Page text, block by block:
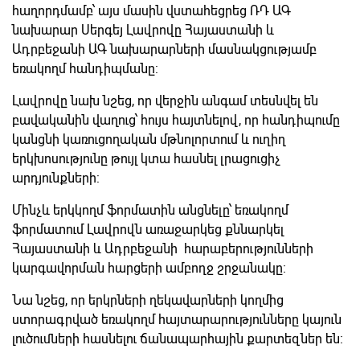
հաղորդմամբ՝ այս մասին վստահեցրեց ՌԴ ԱԳ
նախարար Սերգեյ Լավրովը Հայաստանի և
Ադրբեջանի ԱԳ նախարարների մասնակցությամբ
եռակողմ հանդիպմանը:
Լավրովը նախ նշեց, որ վերջին անգամ տեսնվել են
բավականին վաղուց՝ հույս հայտնելով, որ հանդիպումը
կանցնի կառուցողական մթնոլորտում և ուղիղ
երկխոսությունը թույլ կտա հասնել լրացուցիչ
արդյունքների:
Մինչև երկկողմ ֆորմատին անցնելը՝ եռակողմ
ֆորմատում Լավրովն առաջարկեց քննարկել
Հայաստանի և Ադրբեջանի հարաբերությունների
կարգավորման հարցերի ամբողջ շրջանակը:
Նա նշեց, որ երկրների ղեկավարների կողմից
ստորագրված եռակողմ հայտարարությունները կայուն
լուծումների հասնելու ճանապարհային քարտեզներ են: